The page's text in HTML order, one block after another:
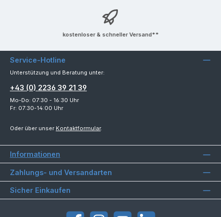
kostenloser & schneller Versand**
Service-Hotline
Unterstützung und Beratung unter:
+43 (0) 2236 39 21 39
Mo-Do: 07:30 - 16:30 Uhr
Fr: 07:30-14:00 Uhr
Oder über unser Kontaktformular.
Informationen
Zahlungs- und Versandarten
Sicher Einkaufen